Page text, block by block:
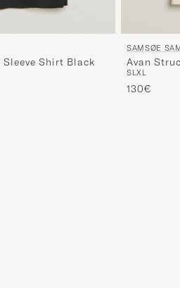
Shirt Black
SAMSØE
Avan
Cream
SLXL
130€